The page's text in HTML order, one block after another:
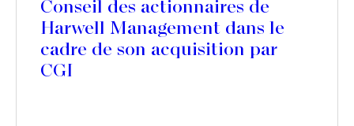
Conseil des actionnaires de
Harwell Management dans le
cadre de son acquisition par
CGI